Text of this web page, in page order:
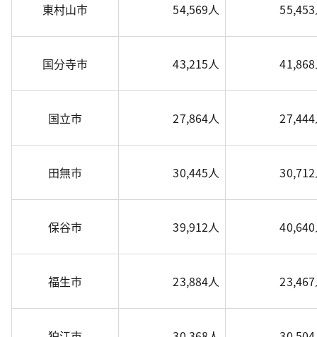
東村山市 54,569人
国分寺市 43,215人
国立市 27,864人
田無市 30,445人
保谷市 39,912人
福生市 23,884人